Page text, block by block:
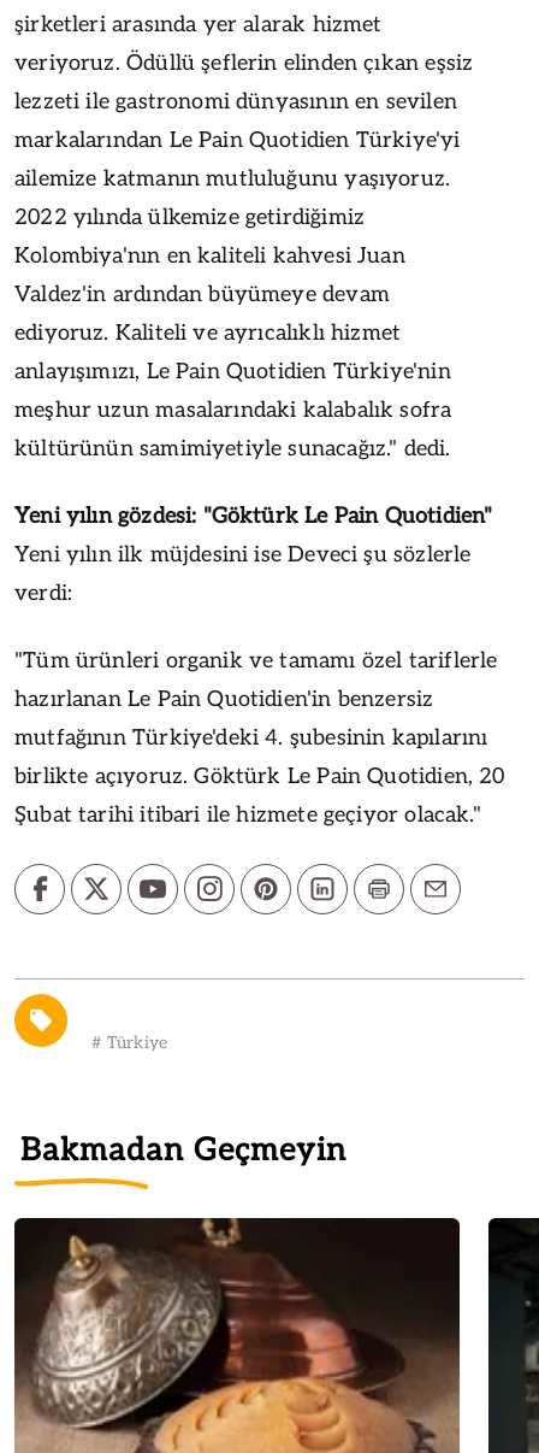
şirketleri arasında yer alarak hizmet
veriyoruz. Ödüllü şeflerin elinden çıkan eşsiz
lezzeti ile gastronomi dünyasının en sevilen
markalarından Le Pain Quotidien Türkiye'yi
ailemize katmanın mutluluğunu yaşıyoruz.
2022 yılında ülkemize getirdiğimiz
Kolombiya'nın en kaliteli kahvesi Juan
Valdez'in ardından büyümeye devam
ediyoruz. Kaliteli ve ayrıcalıklı hizmet
anlayışımızı, Le Pain Quotidien Türkiye'nin
meşhur uzun masalarındaki kalabalık sofra
kültürünün samimiyetiyle sunacağız." dedi.
Yeni yılın gözdesi: "Göktürk Le Pain Quotidien"
Yeni yılın ilk müjdesini ise Deveci şu sözlerle
verdi:
"Tüm ürünleri organik ve tamamı özel tariflerle
hazırlanan Le Pain Quotidien'in benzersiz
mutfağının Türkiye'deki 4. şubesinin kapılarını
birlikte açıyoruz. Göktürk Le Pain Quotidien, 20
Şubat tarihi itibari ile hizmete geçiyor olacak."
# Türkiye
Bakmadan Geçmeyin